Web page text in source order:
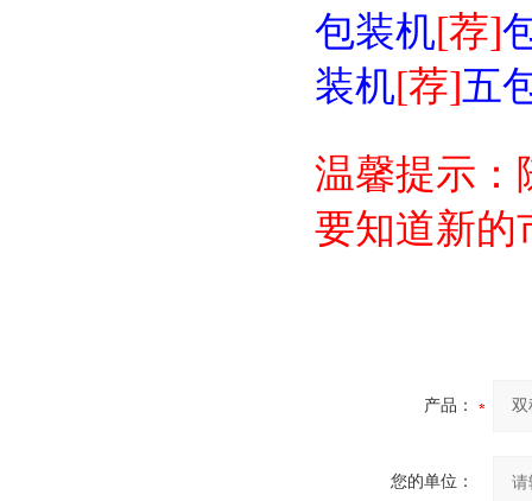
包装机[荐]
装机[荐]五
温馨提示：
要知道新的
产品：
您的单位：